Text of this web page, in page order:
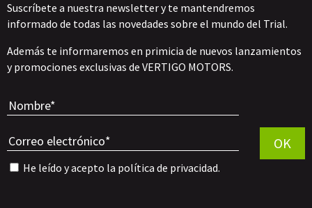
Suscríbete a nuestra newsletter y te mantendremos
informado de todas las novedades sobre el mundo del Trial.
Además te informaremos en primicia de nuevos lanzamientos
y promociones exclusivas de VERTIGO MOTORS.
He leído y acepto la política de privacidad.
OK